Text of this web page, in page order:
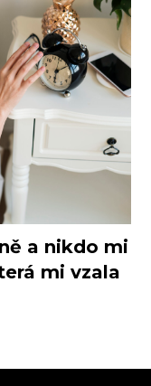
a nikdo mi
mi vzala